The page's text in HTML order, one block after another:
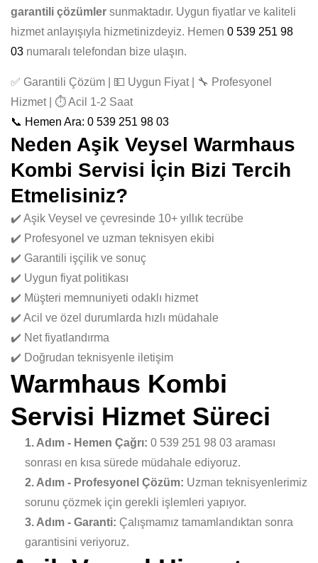
garantili çözümler sunmaktadır. Uygun fiyatlar ve kaliteli
hizmet anlayışıyla hizmetinizdeyiz. Hemen 0 539 251 98
03 numaralı telefondan bize ulaşın.
✅ Garantili Çözüm | 💵 Uygun Fiyat | 🔧 Profesyonel
Hizmet | ⏱️ Acil 1-2 Saat
📞 Hemen Ara: 0 539 251 98 03
Neden Aşik Veysel Warmhaus
Kombi Servisi İçin Bizi Tercih
Etmelisiniz?
✔️ Aşik Veysel ve çevresinde 10+ yıllık tecrübe
✔️ Profesyonel ve uzman teknisyen ekibi
✔️ Garantili işçilik ve sonuç
✔️ Uygun fiyat politikası
✔️ Müşteri memnuniyeti odaklı hizmet
✔️ Acil ve özel durumlarda hızlı müdahale
✔️ Net fiyatlandırma
✔️ Doğrudan teknisyenle iletişim
Warmhaus Kombi
Servisi Hizmet Süreci
1. Adım - Hemen Çağrı: 0 539 251 98 03 araması
sonrası en kısa sürede müdahale ediyoruz.
2. Adım - Profesyonel Çözüm: Uzman teknisyenlerimiz
sorunu çözmek için gerekli işlemleri yapıyor.
3. Adım - Garanti: Çalışmamız tamamlandıktan sonra
garantisini veriyoruz.